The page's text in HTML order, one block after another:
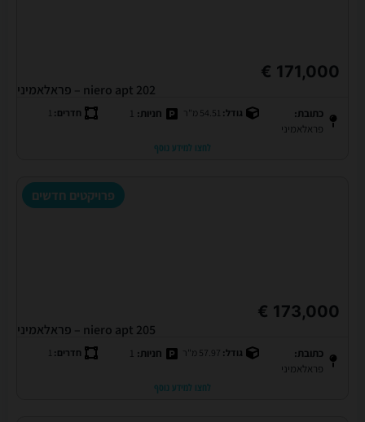
171,000 €
niero apt 202 – פראלאמיני
כתובת:
פראלאמיני
גודל:54.51 מ"ר חניות:1 חדרים: 1
לחצו למידע נוסף
פרויקטים חדשים
173,000 €
niero apt 205 – פראלאמיני
כתובת:
פראלאמיני
גודל:57.97 מ"ר חניות:1 חדרים: 1
לחצו למידע נוסף